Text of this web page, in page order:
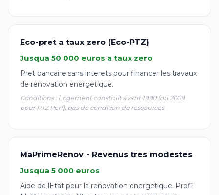
Eco-pret a taux zero (Eco-PTZ)
Jusqua 50 000 euros a taux zero
Pret bancaire sans interets pour financer les travaux
de renovation energetique.
Conditions : Logement construit avant 1990 (ou 2009
pour PTZ Perf), pas de condition de ressources
MaPrimeRenov - Revenus tres modestes
Jusqua 5 000 euros
Aide de lEtat pour la renovation energetique. Profil